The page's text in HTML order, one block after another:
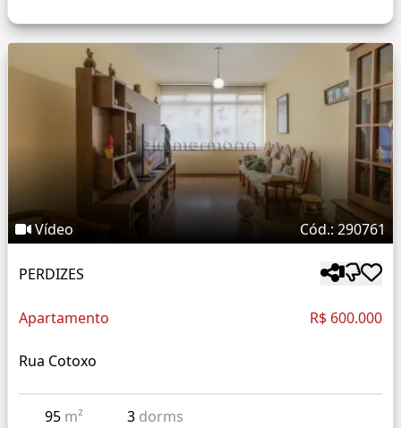
Vídeo Cód.: 290761
PERDIZES
Apartamento R$ 600.000
Rua Cotoxo
95 m² 3 dorms